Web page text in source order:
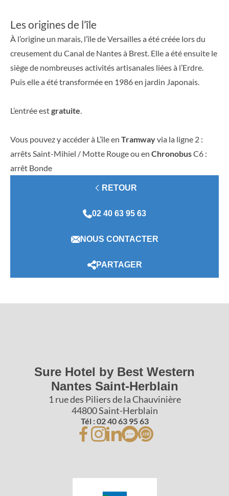
Les origines de l’île
À l’origine un marais, l’île de Versailles a été créée lors du
creusement du Canal de Nantes à Brest. Elle a été ensuite le
siège de nombreuses activités artisanales liées à l’Erdre.
Puis elle a été transformée en 1986 en jardin Japonais.
L’entrée estgratuite.
Vous pouvez y accéder à L’île en Tramwayvia la ligne 2 :
arrêts Saint-Mihiel / Motte Rouge ou en ChronobusC6 :
arrêt Bonde
RETOUR
02 40 63 95 63
NOUS CONTACTER
PARTAGER
Sure Hotel by Best Western
Nantes Saint-Herblain
1 rue des Piliers de la Chauvinière
44800 Saint-Herblain
Tél : 02 40 63 95 63